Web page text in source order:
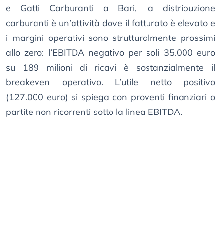
e Gatti Carburanti a Bari, la distribuzione
carburanti è un’attività dove il fatturato è elevato e
i margini operativi sono strutturalmente prossimi
allo zero: l’EBITDA negativo per soli 35.000 euro
su 189 milioni di ricavi è sostanzialmente il
breakeven operativo. L’utile netto positivo
(127.000 euro) si spiega con proventi finanziari o
partite non ricorrenti sotto la linea EBITDA.